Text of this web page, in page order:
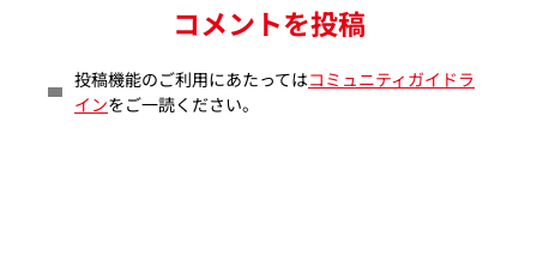
コメントを投稿
投稿機能のご利用にあたってはコミュニティガイドラ
インをご一読ください。